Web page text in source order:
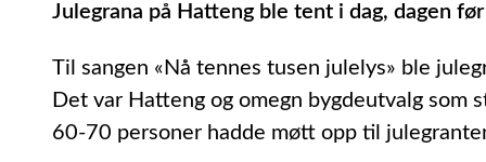
Julegrana på Hatteng ble tent i dag, dagen
Til sangen «Nå tennes tusen julelys» ble
Det var Hatteng og omegn bygdeutvalg som
60-70 personer hadde møtt opp til